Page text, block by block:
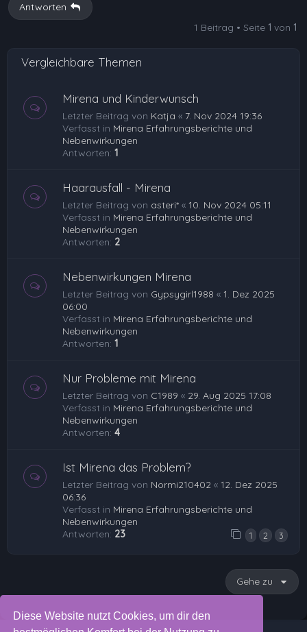
Diese Website nutzt Cookies, um dir den
b
Antworten
1 Beitrag • Seite 1 von 1
Vergleichbare Themen
Mirena und Kinderwunsch
Letzter Beitrag von Katja « 7. Nov 2024 19:36
Verfasst in Mirena Erfahrungsberichte und
Nebenwirkungen
Antworten: 1
Haarausfall - Mirena
Letzter Beitrag von asteri* « 10. Nov 2024 05:11
Verfasst in Mirena Erfahrungsberichte und
Nebenwirkungen
Antworten: 2
Nebenwirkungen Mirena
Letzter Beitrag von Gypsygirl1988 « 1. Dez 2025
06:00
Verfasst in Mirena Erfahrungsberichte und
Nebenwirkungen
Antworten: 1
Nur Probleme mit Mirena
Letzter Beitrag von C1989 « 29. Aug 2025 17:08
Verfasst in Mirena Erfahrungsberichte und
Nebenwirkungen
Antworten: 4
Ist Mirena das Problem?
Letzter Beitrag von Normi210402 « 12. Dez 2025
06:36
Verfasst in Mirena Erfahrungsberichte und
Nebenwirkungen
Antworten: 23 1 2 3
Gehe zu